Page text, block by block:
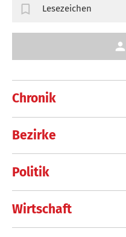
Chronik
Bezirke
Politik
Wirtschaft
Lesezeichen